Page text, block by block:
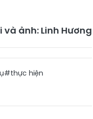
và ảnh: Linh Hương
#thực hiện